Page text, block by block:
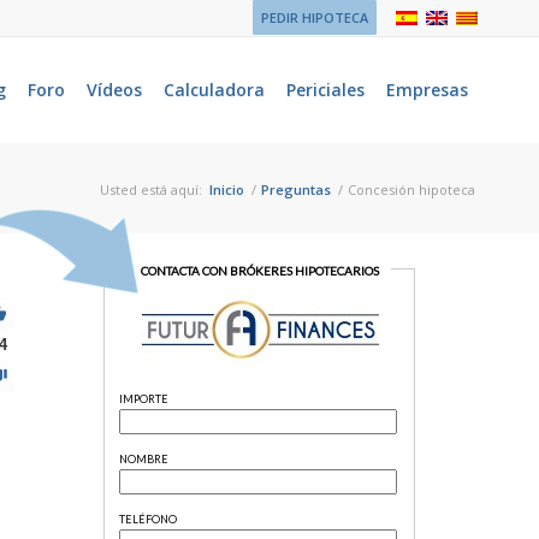
PEDIR HIPOTECA
Foro Vídeos Calculadora Periciales Empresas
Usted está aquí: Inicio / Preguntas / Concesión hipoteca